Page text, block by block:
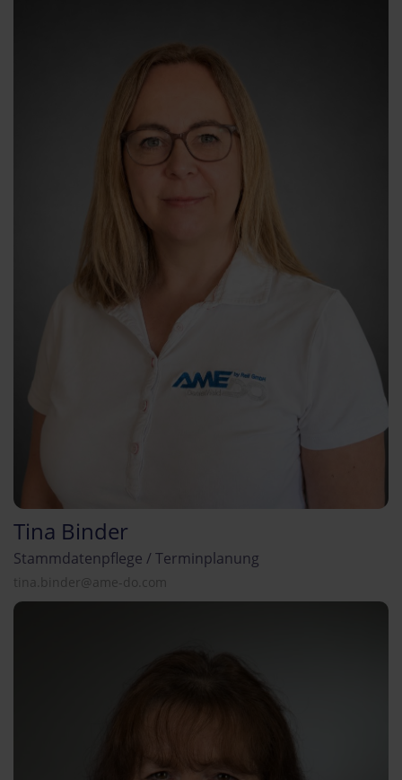
Tina Binder
Stammdatenpflege / Terminplanung
tina.binder@ame-do.com